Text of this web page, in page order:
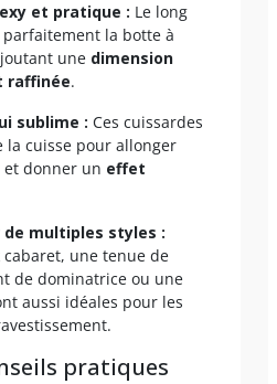
et pratique : Le long
parfaitement la botte à
une dimension
raffinée.
sublime : Ces cuissardes
la cuisse pour allonger
donner un effet
multiples styles :
une tenue de
de dominatrice ou une
aussi idéales pour les
pratiques